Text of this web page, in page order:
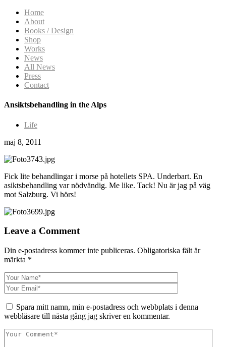
Home
About
Books / Design
Shop
Works
News
All News
Press
Contact
Ansiktsbehandling in the Alps
Life
maj 8, 2011
Fick lite behandlingar i morse på hotellets SPA. Underbart. En
asiktsbehandling var nödvändig. Me like. Tack! Nu är jag på väg
mot Salzburg. Vi hörs!
Leave a Comment
Din e-postadress kommer inte publiceras. Obligatoriska fält är
märkta *
Spara mitt namn, min e-postadress och webbplats i denna
webbläsare till nästa gång jag skriver en kommentar.